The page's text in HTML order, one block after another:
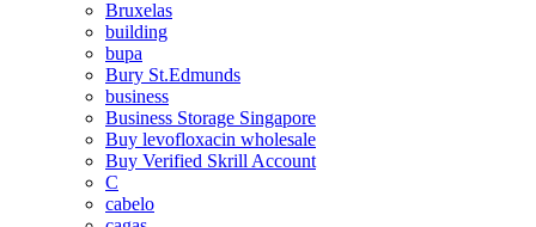
Bruxelas
building
bupa
Bury St.Edmunds
business
Business Storage Singapore
Buy levofloxacin wholesale
Buy Verified Skrill Account
C
cabelo